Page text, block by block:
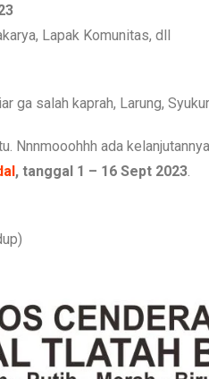
Lapak Komunitas, dll
ga salah kaprah, Larung,
Nnnmooohhh ada
, tanggal 1 – 16 Sept 2023.